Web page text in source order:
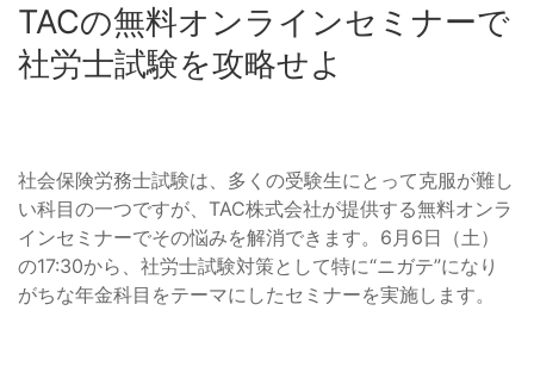
TACの無料オンラインセミナーで
社労士試験を攻略せよ
社会保険労務士試験は、多くの受験生にとって克服が難し
い科目の一つですが、TAC株式会社が提供する無料オンラ
インセミナーでその悩みを解消できます。6月6日（土）
の17:30から、社労士試験対策として特に“ニガテ”になり
がちな年金科目をテーマにしたセミナーを実施します。